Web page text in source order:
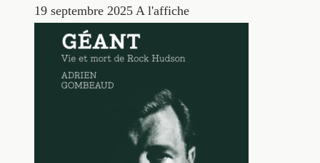
19 septembre 2025 A l'affiche